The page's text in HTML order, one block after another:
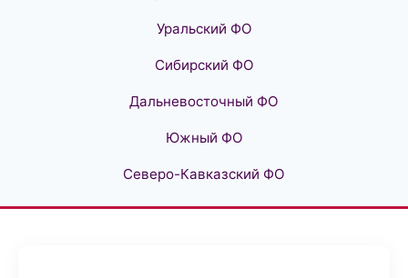
Уральский ФО
Сибирский ФО
Дальневосточный ФО
Южный ФО
Северо-Кавказский ФО